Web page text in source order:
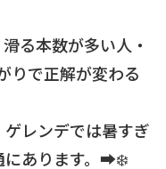
る本数が多い人・
りで正解が変わる
レンデでは暑すぎ
にあります。➡️❄️